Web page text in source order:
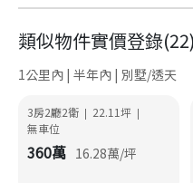
類似物件實價登錄(22)
1公里內 | 半年內 | 別墅/透天
3房2廳2衛 | 22.11坪 |
無車位
360萬 16.28萬/坪